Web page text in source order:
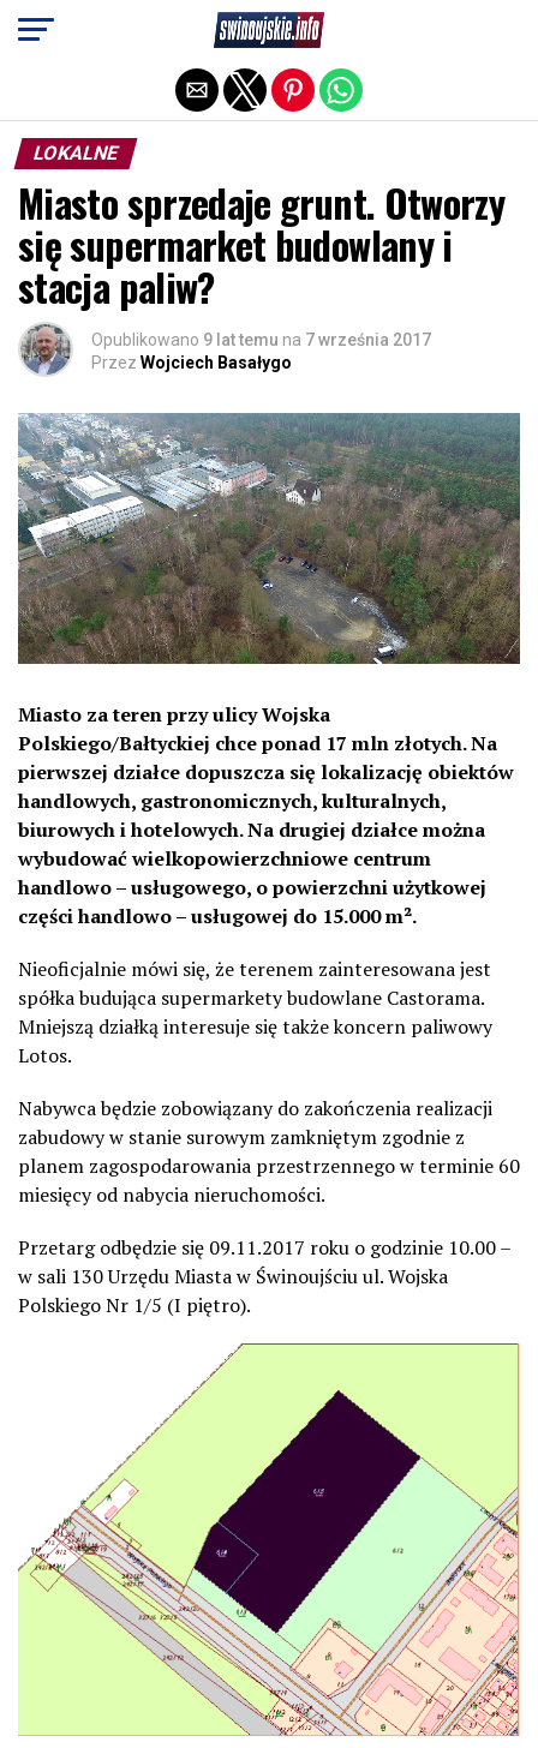
LOKALNE
Miasto sprzedaje grunt. Otworzy
się supermarket budowlany i
stacja paliw?
Opublikowano 9 lat temu na 7 września 2017
Przez Wojciech Basałygo
Miasto za teren przy ulicy Wojska
Polskiego/Bałtyckiej chce ponad 17 mln złotych. Na
pierwszej działce dopuszcza się lokalizację obiektów
handlowych, gastronomicznych, kulturalnych,
biurowych i hotelowych. Na drugiej działce można
wybudować wielkopowierzchniowe centrum
handlowo – usługowego, o powierzchni użytkowej
części handlowo – usługowej do 15.000 m².
Nieoficjalnie mówi się, że terenem zainteresowana jest
spółka budująca supermarkety budowlane Castorama.
Mniejszą działką interesuje się także koncern paliwowy
Lotos.
Nabywca będzie zobowiązany do zakończenia realizacji
zabudowy w stanie surowym zamkniętym zgodnie z
planem zagospodarowania przestrzennego w terminie 60
miesięcy od nabycia nieruchomości.
Przetarg odbędzie się 09.11.2017 roku o godzinie 10.00 –
w sali 130 Urzędu Miasta w Świnoujściu ul. Wojska
Polskiego Nr 1/5 (I piętro).
Exit mobile version